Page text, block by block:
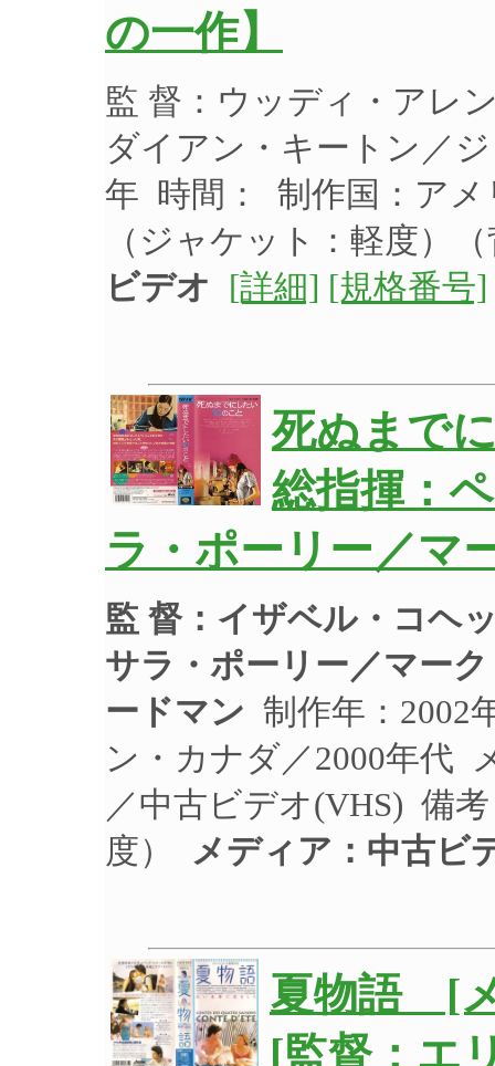
の一作】
監 督：ウッディ・アレ
ダイアン・キートン／
年 時間： 制作国：ア
（ジャケット：軽度）
ビデオ [詳細] [規格番号]
死ぬまで
総指揮：
ラ・ポーリー／マ
監 督：イザベル・コヘ
サラ・ポーリー／マー
ードマン 制作年：2002
ン・カナダ／2000年代
／中古ビデオ(VHS) 備
度） メディア：中古ビ
夏物語 [
[監督：エ